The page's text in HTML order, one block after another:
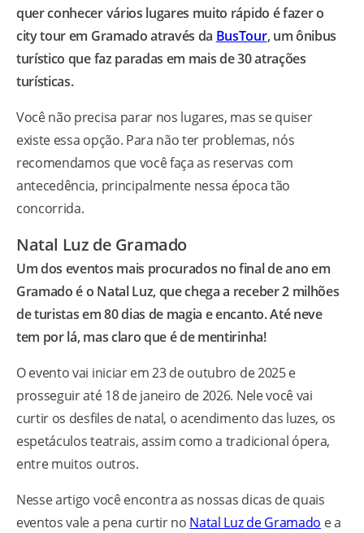
quer conhecer vários lugares muito rápido é fazer o
city tour em Gramado através da BusTour, um ônibus
turístico que faz paradas em mais de 30 atrações
turísticas.
Você não precisa parar nos lugares, mas se quiser
existe essa opção. Para não ter problemas, nós
recomendamos que você faça as reservas com
antecedência, principalmente nessa época tão
concorrida.
Natal Luz de Gramado
Um dos eventos mais procurados no final de ano em
Gramado é o Natal Luz, que chega a receber 2 milhões
de turistas em 80 dias de magia e encanto. Até neve
tem por lá, mas claro que é de mentirinha!
O evento vai iniciar em 23 de outubro de 2025 e
prosseguir até 18 de janeiro de 2026. Nele você vai
curtir os desfiles de natal, o acendimento das luzes, os
espetáculos teatrais, assim como a tradicional ópera,
entre muitos outros.
Nesse artigo você encontra as nossas dicas de quais
eventos vale a pena curtir no Natal Luz de Gramado e a